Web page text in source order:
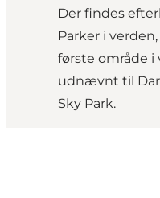
Der findes
Parker i
første område i
udnævnt til
Sky Park.